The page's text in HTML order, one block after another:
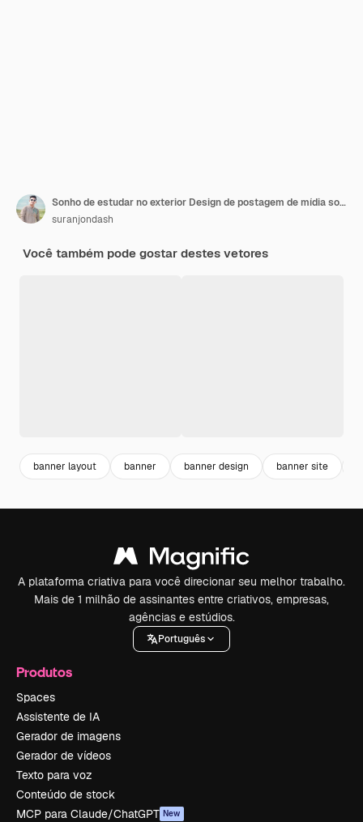
Sonho de estudar no exterior Design de postagem de mídia social
suranjondash
Você também pode gostar destes vetores
banner layout banner banner design banner site
A plataforma criativa para você direcionar seu melhor trabalho.
Mais de 1 milhão de assinantes entre criativos, empresas,
agências e estúdios.
Português
Produtos
Spaces
Assistente de IA
Gerador de imagens
Gerador de vídeos
Texto para voz
Conteúdo de stock
MCP para Claude/ChatGPT New